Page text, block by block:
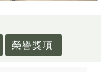
榮譽獎項